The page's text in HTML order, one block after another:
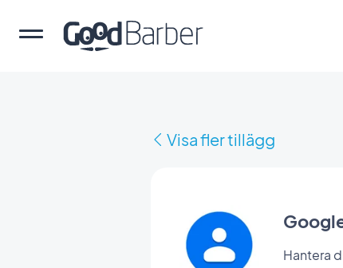
Visa fler tillägg
Hantera